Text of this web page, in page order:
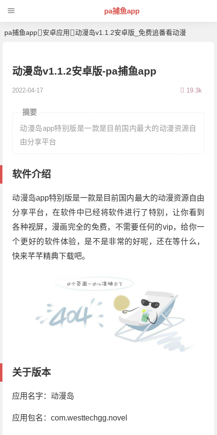
pa捕鱼app
pa捕鱼app 安卓应用 动漫岛v1.1.2安卓版_免费追番看动漫
动漫岛v1.1.2安卓版-pa捕鱼app
2022-04-17 19.3k
摘要
动漫岛app特别版是一款是目前国内最大的动漫资源自
由分享平台
软件介绍
动漫岛app特别版是一款是目前国内最大的动漫资源自由
分享平台，在软件中已经将软件进行了特别，让你看到
各种视屏，漫画完全的免费，不需要任何的vip，给你一
个更好的软件体验，是不是非常的好呢，还在等什么，
快来芊芊精典下载吧。
关于版本
应用名字：动漫岛
应用包名：com.westtechgg.novel